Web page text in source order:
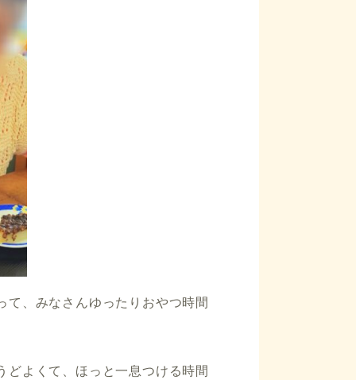
て、みなさんゆったりおやつ時間
どよくて、ほっと一息つける時間